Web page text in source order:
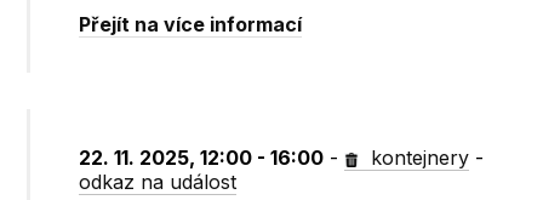
Přejít na více informací
22. 11. 2025, 12:00 - 16:00 - kontejnery -
odkaz na událost